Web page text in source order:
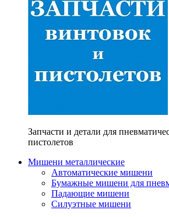
Запчасти и детали для
пистолетов
Мишени металлические
Автоматические мишени
Бумажные мишени для
Падающие мишени
Силуэтные мишени